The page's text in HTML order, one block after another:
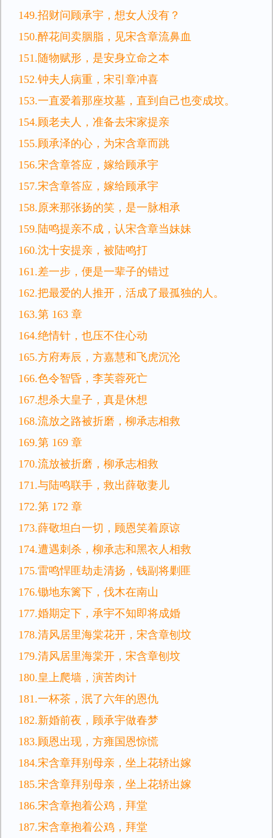
149.招财问顾承宇，想女人没有？
150.醉花间卖胭脂，见宋含章流鼻血
151.随物赋形，是安身立命之本
152.钟夫人病重，宋引章冲喜
153.一直爱着那座坟墓，直到自己也变成坟。
154.顾老夫人，准备去宋家提亲
155.顾承泽的心，为宋含章而跳
156.宋含章答应，嫁给顾承宇
157.宋含章答应，嫁给顾承宇
158.原来那张扬的笑，是一脉相承
159.陆鸣提亲不成，认宋含章当妹妹
160.沈十安提亲，被陆鸣打
161.差一步，便是一辈子的错过
162.把最爱的人推开，活成了最孤独的人。
163.第 163 章
164.绝情针，也压不住心动
165.方府寿辰，方嘉慧和飞虎沉沦
166.色令智昏，李芙蓉死亡
167.想杀大皇子，真是休想
168.流放之路被折磨，柳承志相救
169.第 169 章
170.流放被折磨，柳承志相救
171.与陆鸣联手，救出薛敬妻儿
172.第 172 章
173.薛敬坦白一切，顾恩笑着原谅
174.遭遇刺杀，柳承志和黑衣人相救
175.雷鸣悍匪劫走清扬，钱副将剿匪
176.锄地东篱下，伐木在南山
177.婚期定下，承宇不知即将成婚
178.清风居里海棠花开，宋含章刨坟
179.清风居里海棠开，宋含章刨坟
180.皇上爬墙，演苦肉计
181.一杯茶，泯了六年的恩仇
182.新婚前夜，顾承宇做春梦
183.顾恩出现，方雍国恩惊慌
184.宋含章拜别母亲，坐上花轿出嫁
185.宋含章拜别母亲，坐上花轿出嫁
186.宋含章抱着公鸡，拜堂
187.宋含章抱着公鸡，拜堂